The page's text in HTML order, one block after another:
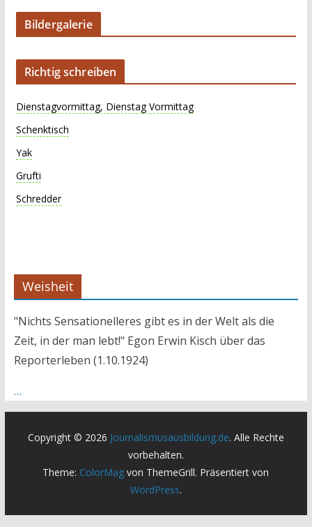
Bildergalerie
Richtig schreiben
Dienstagvormittag, Dienstag Vormittag
Schenktisch
Yak
Grufti
Schredder
Weisheit
"Nichts Sensationelleres gibt es in der Welt als die
Zeit, in der man lebt!" Egon Erwin Kisch über das
Reporterleben (1.10.1924)
…
Copyright © 2026 Journalismusausbildung.de. Alle Rechte
vorbehalten.
Theme: ColorMag von ThemeGrill. Präsentiert von
WordPress.